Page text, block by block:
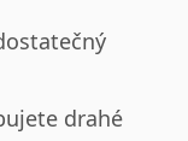
drahé